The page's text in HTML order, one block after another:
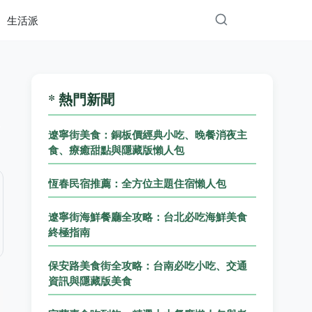
生活派
* 熱門新聞
遼寧街美食：銅板價經典小吃、晚餐消夜主
食、療癒甜點與隱藏版懶人包
恆春民宿推薦：全方位主題住宿懶人包
遼寧街海鮮餐廳全攻略：台北必吃海鮮美食
終極指南
保安路美食街全攻略：台南必吃小吃、交通
資訊與隱藏版美食